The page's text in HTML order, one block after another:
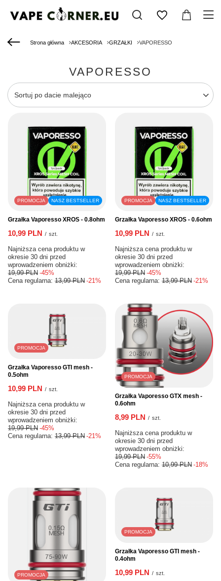
Strona główna AKCESORIA GRZAŁKI VAPORESSO
VAPORESSO
Zmień sortowanie
Sortuj po dacie malejąco
PROMOCJA NASZ BESTSELLER
Grzałka Vaporesso XROS - 0.8ohm
10,99 PLN / szt.
Najniższa cena produktu w
okresie 30 dni przed
wprowadzeniem obniżki:
19,99 PLN -45%
Cena regularna: 13,99 PLN -21%
PROMOCJA NASZ BESTSELLER
Grzałka Vaporesso XROS - 0.6ohm
10,99 PLN / szt.
Najniższa cena produktu w
okresie 30 dni przed
wprowadzeniem obniżki:
19,99 PLN -45%
Cena regularna: 13,99 PLN -21%
PROMOCJA
Grzałka Vaporesso GTI mesh -
0.5ohm
10,99 PLN / szt.
Najniższa cena produktu w
okresie 30 dni przed
wprowadzeniem obniżki:
19,99 PLN -45%
Cena regularna: 13,99 PLN -21%
PROMOCJA
Grzałka Vaporesso GTX mesh -
0.6ohm
8,99 PLN / szt.
Najniższa cena produktu w
okresie 30 dni przed
wprowadzeniem obniżki:
19,99 PLN -55%
Cena regularna: 10,99 PLN -18%
PROMOCJA
PROMOCJA
Grzałka Vaporesso GTI mesh -
0.4ohm
10,99 PLN / szt.